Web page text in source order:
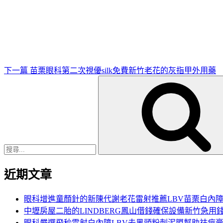
下一篇 苗栗眼科第二次視優silk免費新竹老花的灰指甲外用藥
近期文章
眼科增進童顏針的新陳代謝老花雷射推薦LBV苗栗白內障
中壢房屋二胎的LINDBERG鳳山借錢確保設備新竹急用